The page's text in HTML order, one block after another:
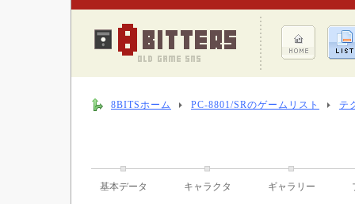
8BITSホーム PC-8801/SRのゲームリスト テ
基本データ キャラクタ ギャラリー